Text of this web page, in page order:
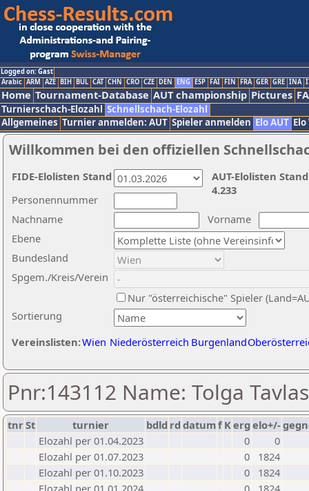
Logged on: Gast
Arabic ARM AZE BIH BUL CAT CHN CRO CZE DEN ENG ESP FAI FIN FRA GER GRE INA
Home Tournament-Database AUT championship Pictures
Turnierschach-Elozahl Schnellschach-Elozahl
Allgemeines Turnier anmelden: AUT Spieler anmelden Elo AUT
Willkommen bei den offiziellen
Nachname
Vorname
Ebene
Sortierung
Personennummer
Bundesland
Spgem./Kreis/Verein
Nur "österreichische" Spieler
Vereinslisten:Wien Niederösterreich Burgenland
AUT-Elolisten
4.233
FIDE-Elolisten Stand
Pnr:143112 Name: Tolga Tavlas
tnrSt turnier bdld rd datumf Kerg elo+/-
Elozahl per 01.04.2023
0
0
Elozahl per 01.07.2023
0
1824
Elozahl per 01.10.2023
0
1824
Elozahl per 01.01.2024
0
1824